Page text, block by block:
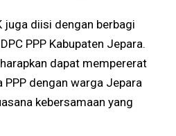
juga diisi dengan berbagi
PPP Kabupaten Jepara.
dapat mempererat
dengan warga Jepara
kebersamaan yang